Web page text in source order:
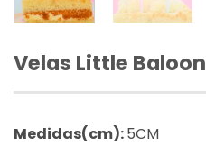
Velas Little Baloon
Medidas(cm):5CM